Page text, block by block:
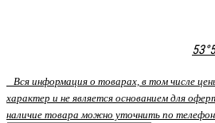
Вся информация о товарах, в том числе
характер и не является основанием для
наличие товара можно уточнить по